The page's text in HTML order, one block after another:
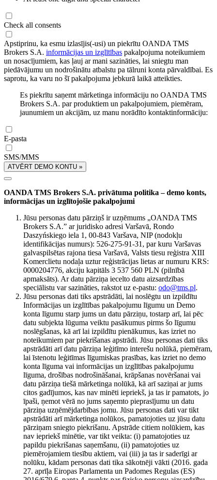
Check all consents
Apstiprinu, ka esmu izlasījis(-usi) un piekrītu OANDA TMS
Brokers S.A. informācijas un izglītības pakalpojuma noteikumiem
un nosacījumiem, kas ļauj ar mani sazināties, lai sniegtu man
piedāvājumu un nodrošinātu atbalstu pa tālruni konta pārvaldībai. Es
saprotu, ka varu no šī pakalpojuma jebkurā laikā atteikties.
Es piekrītu saņemt mārketinga informāciju no OANDA TMS
Brokers S.A. par produktiem un pakalpojumiem, piemēram,
jaunumiem un akcijām, uz manu norādīto kontaktinformāciju:
E-pasta
SMS/MMS
ATVĒRT DEMO KONTU »
OANDA TMS Brokers S.A. privātuma politika – demo konts,
informācijas un izglītojošie pakalpojumi
Jūsu personas datu pārziņš ir uzņēmums „OANDA TMS
Brokers S.A.” ar juridisko adresi Varšavā, Rondo
Daszyńskiego iela 1, 00-843 Varšava, NIP (nodokļu
identifikācijas numurs): 526-275-91-31, par kuru Varšavas
galvaspilsētas rajona tiesa Varšavā, Valsts tiesu reģistra XIII
Komerclietu nodaļa uztur reģistrācijas lietas ar numuru KRS:
0000204776, akciju kapitāls 3 537 560 PLN (pilnībā
apmaksāts). Ar datu pārziņa iecelto datu aizsardzības
speciālistu var sazināties, rakstot uz e-pastu: odo@tms.pl.
Jūsu personas dati tiks apstrādāti, lai noslēgtu un izpildītu
Informācijas un izglītības pakalpojumu līgumu un Demo
konta līgumu starp jums un datu pārziņu, tostarp arī, lai pēc
datu subjekta lūguma veiktu pasākumus pirms šo līgumu
noslēgšanas, kā arī lai izpildītu pienākumus, kas izriet no
noteikumiem par piekrišanas apstrādi. Jūsu personas dati tiks
apstrādāti arī datu pārziņa leģitīmo interešu nolūkā, piemēram,
lai īstenotu leģitīmas līgumiskas prasības, kas izriet no demo
konta līguma vai informācijas un izglītības pakalpojumu
līguma, drošības nodrošināšanai, krāpšanas novēršanai vai
datu pārziņa tiešā mārketinga nolūkā, kā arī saziņai ar jums
citos gadījumos, kas nav minēti iepriekš, ja tas ir pamatots, jo
īpaši, ņemot vērā no jums saņemto pieprasījumu un datu
pārziņa uzņēmējdarbības jomu. Jūsu personas dati var tikt
apstrādāti arī mārketinga nolūkos, pamatojoties uz jūsu datu
pārziņam sniegto piekrišanu. Apstrāde citiem nolūkiem, kas
nav iepriekš minētie, var tikt veikta: (i) pamatojoties uz
papildu piekrišanas saņemšanu, (ii) pamatojoties uz
piemērojamiem tiesību aktiem, vai (iii) ja tas ir saderīgi ar
nolūku, kādam personas dati tika sākotnēji vākti (2016. gada
27. aprīļa Eiropas Parlamenta un Padomes Regulas (ES)